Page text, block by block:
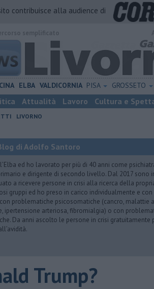
contribuisce alla audience di
ELBA VALDICORNIA PISA GROSSETO
Attualità Lavoro Cultura e
LIVORNO
di Adolfo Santoro
ed ho lavorato per più di 40 anni come
e dirigente di secondo livello. Dal 2017 sono
a ricevere persone in crisi alla ricerca della
gruppi ed ho preso in carico individualmente e
problematiche psicosomatiche (cancro, malattie
ipertensione arteriosa, fibromialgia) o con
Da anni ascolto le persone in crisi gratuitamente
Trump?